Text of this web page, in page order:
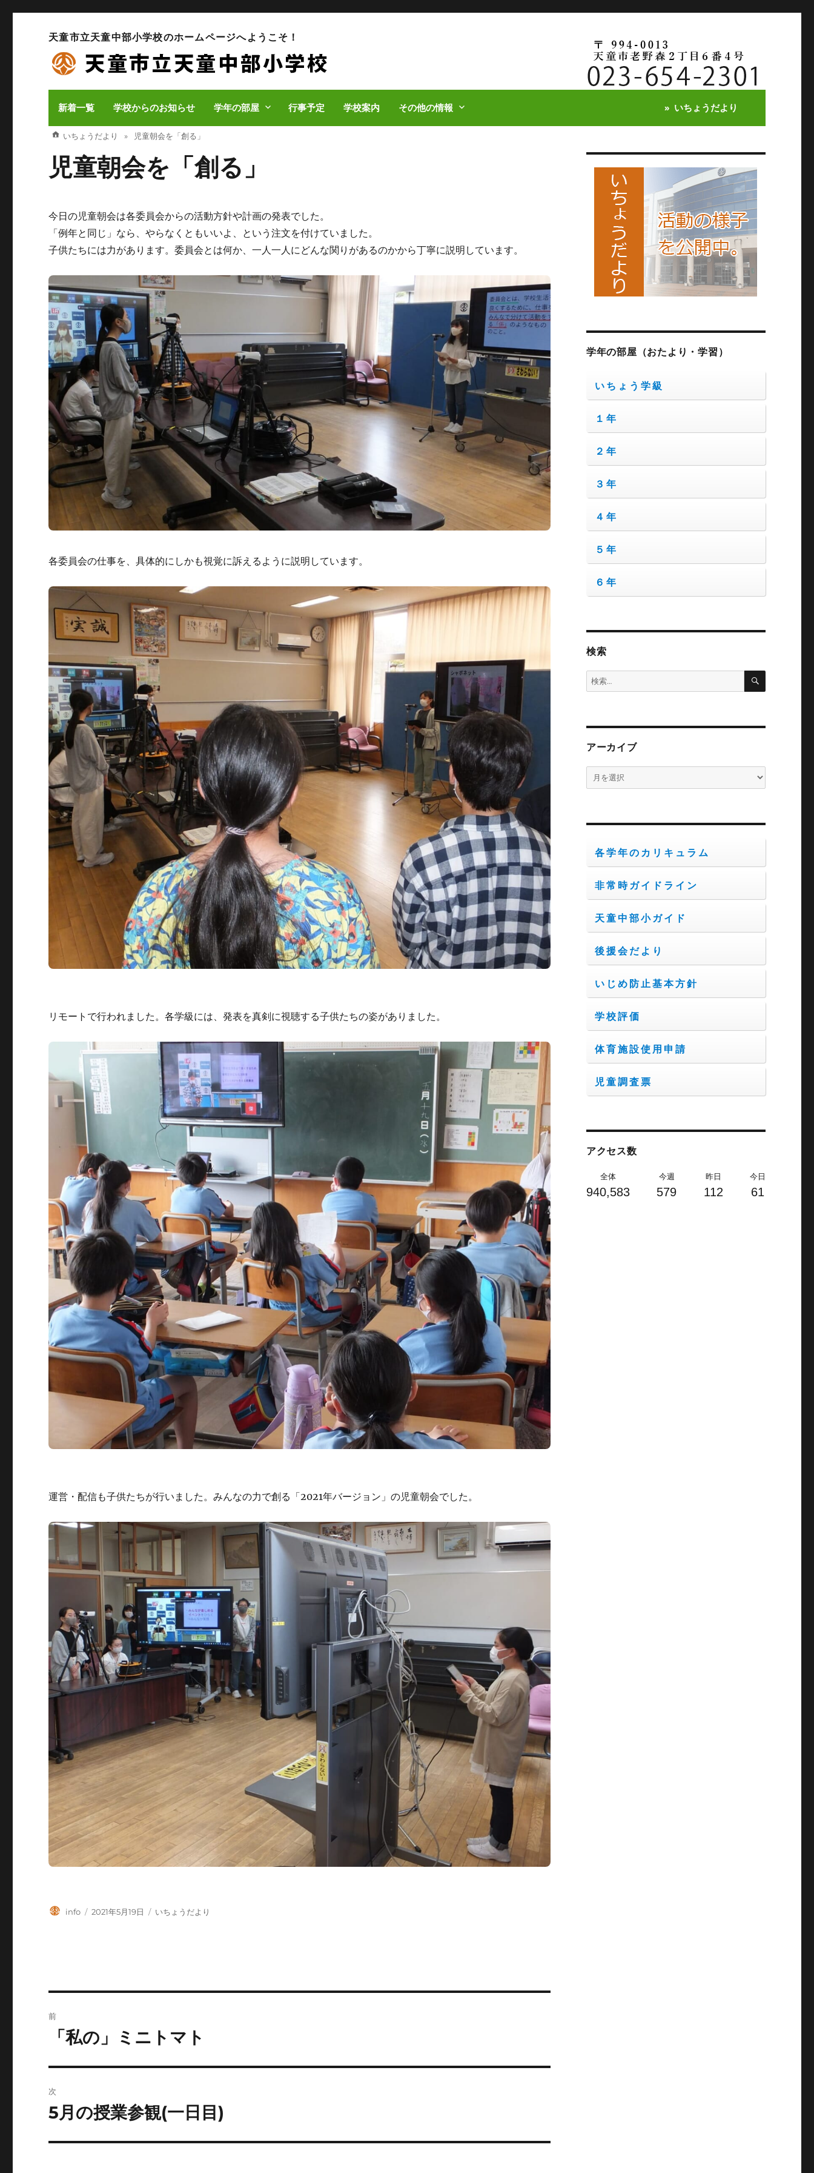
天童市立天童中部小学校のホームページへようこそ！
新着一覧 学校からのお知らせ 学年の部屋 行事予定 学校案内 その他の情報 いちょうだより
いちょうだより 児童朝会を「創る」
児童朝会を「創る」
今日の児童朝会は各委員会からの活動方針や計画の発表でした。
「例年と同じ」なら、やらなくともいいよ、という注文を付けていました。
子供たちには力があります。委員会とは何か、一人一人にどんな関りがあるのかから丁寧に説明しています。
各委員会の仕事を、具体的にしかも視覚に訴えるように説明しています。
リモートで行われました。各学級には、発表を真剣に視聴する子供たちの姿がありました。
運営・配信も子供たちが行いました。みんなの力で創る「2021年バージョン」の児童朝会でした。
投
info
投
2021年5月19日
カ
いちょうだより
稿
ゲ
前
投
稿:
「私の」ミニトマト
次
次
投
5月の授業参観(一日目)
学年の部屋（おたより・学習）
いちょう学級
１年
２年
３年
４年
５年
６年
検索
検
索:
検
アーカイブ
ブ
各学年のカリキュラム
非常時ガイドライン
天童中部小ガイド
後援会だより
いじめ防止基本方針
学校評価
体育施設使用申請
児童調査票
アクセス数
全体
940,583
今週
579
昨日
112
今日
61